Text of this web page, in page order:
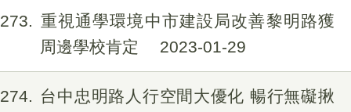
重視通學環境中市建設局改善黎明路獲
周邊學校肯定
2023-01-29
台中忠明路人行空間大優化 暢行無礙揪